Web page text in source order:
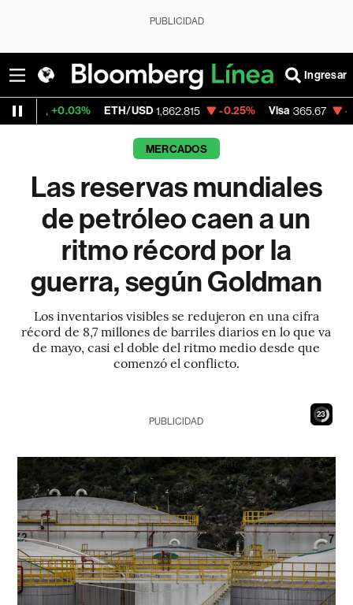
PUBLICIDAD
Ingresar
ETH/USD 1,862.815 -0.25% Visa 365.67 -0.13%
MERCADOS
Las reservas mundiales
de petróleo caen a un
ritmo récord por la
guerra, según Goldman
Los inventarios visibles se redujeron en una cifra
récord de 8,7 millones de barriles diarios en lo que va
de mayo, casi el doble del ritmo medio desde que
comenzó el conflicto.
22
PUBLICIDAD